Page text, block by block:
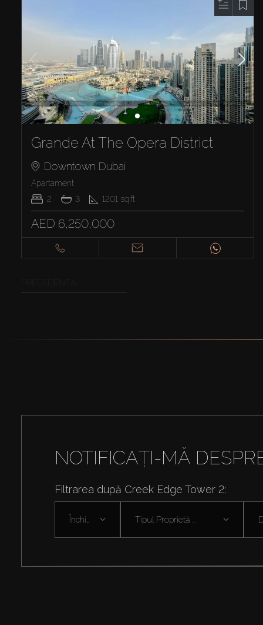
Grande At The Opera District
Downtown Dubai
Apartament
2
3 1201 sq.ft
AED 6,250,000
NOTIFICAȚI-MĂ
Filtrarea după Creek Edge Tower 2:
Tipul Proprietă ...